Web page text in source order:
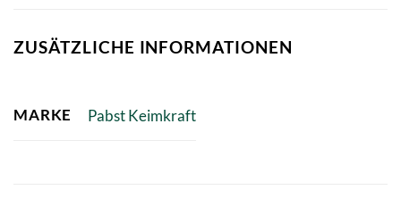
ZUSÄTZLICHE INFORMATIONEN
MARKE Pabst Keimkraft